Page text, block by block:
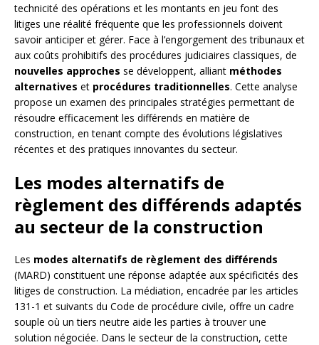
technicité des opérations et les montants en jeu font des
litiges une réalité fréquente que les professionnels doivent
savoir anticiper et gérer. Face à l’engorgement des tribunaux et
aux coûts prohibitifs des procédures judiciaires classiques, de
nouvelles approches se développent, alliant méthodes
alternatives et procédures traditionnelles. Cette analyse
propose un examen des principales stratégies permettant de
résoudre efficacement les différends en matière de
construction, en tenant compte des évolutions législatives
récentes et des pratiques innovantes du secteur.
Les modes alternatifs de
règlement des différends adaptés
au secteur de la construction
Les modes alternatifs de règlement des différends
(MARD) constituent une réponse adaptée aux spécificités des
litiges de construction. La médiation, encadrée par les articles
131-1 et suivants du Code de procédure civile, offre un cadre
souple où un tiers neutre aide les parties à trouver une
solution négociée. Dans le secteur de la construction, cette